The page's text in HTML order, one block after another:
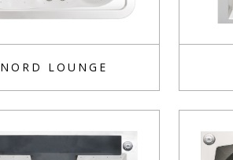
NORD LOUNGE